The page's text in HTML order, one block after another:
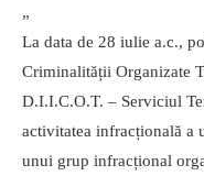
„
La data de 28 iulie a.c.,
Criminalității Organizate
D.I.I.C.O.T. – Serviciul
activitatea infracțională a
unui grup infracțional